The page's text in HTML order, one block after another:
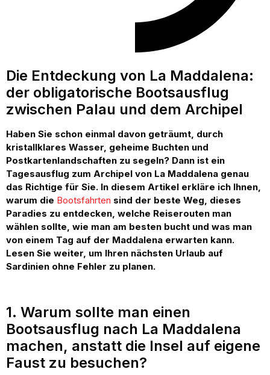
Die Entdeckung von La Maddalena:
der obligatorische Bootsausflug
zwischen Palau und dem Archipel
Haben Sie schon einmal davon geträumt, durch
kristallklares Wasser, geheime Buchten und
Postkartenlandschaften zu segeln? Dann ist ein
Tagesausflug zum Archipel von La Maddalena genau
das Richtige für Sie. In diesem Artikel erkläre ich Ihnen,
warum die Bootsfahrten sind der beste Weg, dieses
Paradies zu entdecken, welche Reiserouten man
wählen sollte, wie man am besten bucht und was man
von einem Tag auf der Maddalena erwarten kann.
Lesen Sie weiter, um Ihren nächsten Urlaub auf
Sardinien ohne Fehler zu planen.
1. Warum sollte man einen
Bootsausflug nach La Maddalena
machen, anstatt die Insel auf eigene
Faust zu besuchen?